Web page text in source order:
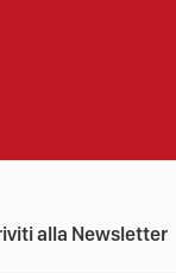
alla Newsletter